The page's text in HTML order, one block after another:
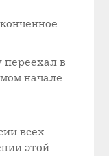
переехал в
начале
всех
этой